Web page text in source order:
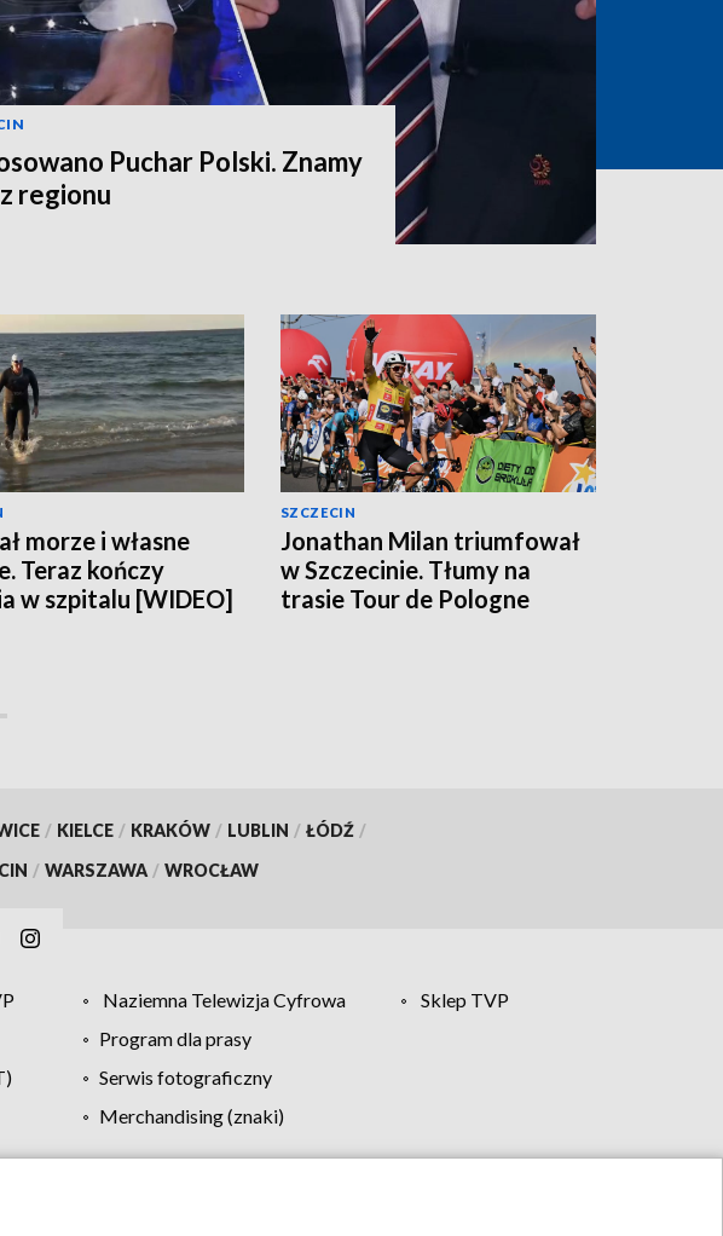
Puchar Polski. Znamy
regionu
morze i własne
Teraz kończy
w szpitalu [WIDEO]
SZCZECIN
Jonathan Milan triumfował
w Szczecinie. Tłumy na
trasie Tour de Pologne
/ KIELCE / KRAKÓW / LUBLIN / ŁÓDŹ /
/ WARSZAWA / WROCŁAW
Naziemna Telewizja Cyfrowa
Sklep TVP
Program dla prasy
Serwis fotograficzny
Merchandising (znaki)